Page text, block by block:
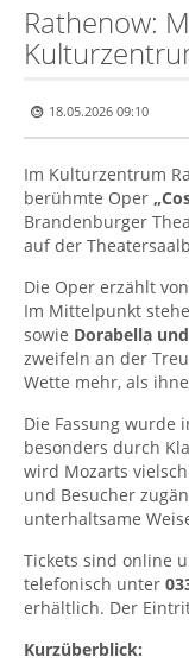
Rathenow:
18.05.2026 09:10
Im Kulturzentrum
berühmte Oper
Brandenburger
auf der
Die Oper erzählt
Im Mittelpunkt
sowie Dorabella
zweifeln an der
Wette mehr, als
Die Fassung wurde
besonders durch
wird Mozarts
und Besucher
unterhaltsame
Tickets sind online
telefonisch unter
erhältlich. Der
Kurzüberblick: